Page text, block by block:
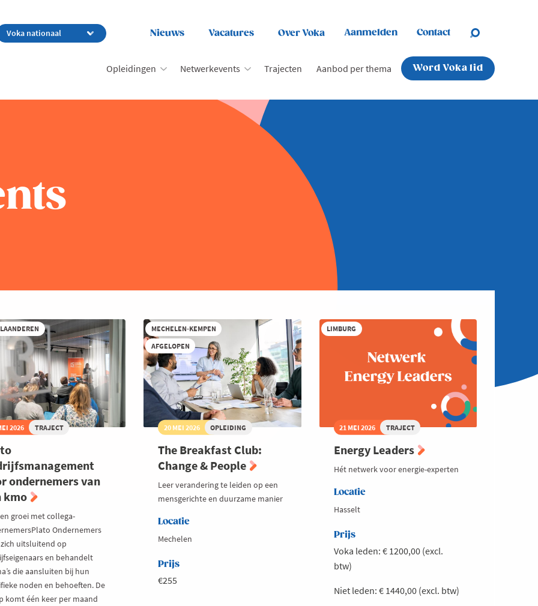
Nieuws Vacatures Over Voka Aanmelden Contact
Opleidingen Netwerkevents Trajecten Aanbod per thema Word Voka lid
2026 TRAJECT
ondernemers van
kmo
groei met collega-
Ondernemers
uitsluitend op
en behandelt
die aansluiten bij hun
noden en behoeften. De
komt één keer per maand
MECHELEN-KEMPEN
AFGELOPEN
20 MEI 2026 OPLEIDING
The Breakfast Club:
Change & People
Leer verandering te leiden op een
mensgerichte en duurzame manier
Locatie
Mechelen
Prijs
€255
LIMBURG
21 MEI 2026 TRAJECT
Energy Leaders
Hét netwerk voor energie-experten
Locatie
Hasselt
Prijs
Voka leden: € 1200,00 (excl.
btw)
Niet leden: € 1440,00 (excl. btw)